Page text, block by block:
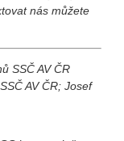
nás můžete
SSČ AV ČR
AV ČR; Josef